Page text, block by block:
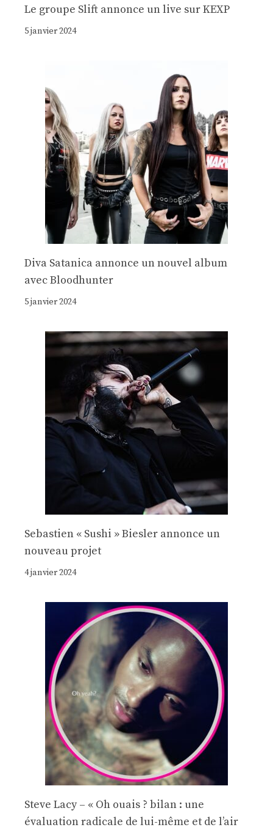
Le groupe Slift annonce un live sur KEXP
5 janvier 2024
Diva Satanica annonce un nouvel album
avec Bloodhunter
5 janvier 2024
Sebastien « Sushi » Biesler annonce un
nouveau projet
4 janvier 2024
Steve Lacy – « Oh ouais ? bilan : une
évaluation radicale de lui-même et de l’air